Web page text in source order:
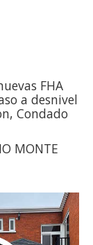
FHA
a desnivel
Condado
MONTE